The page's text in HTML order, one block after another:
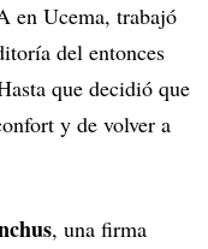
en Ucema, trabajó
del entonces
que decidió que
y de volver a
, una firma